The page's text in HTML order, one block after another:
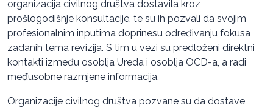
organizacija civilnog društva dostavila kroz
prošlogodišnje konsultacije, te su ih pozvali da svojim
profesionalnim inputima doprinesu određivanju fokusa
zadanih tema revizija. S tim u vezi su predloženi direktni
kontakti između osoblja Ureda i osoblja OCD-a, a radi
međusobne razmjene informacija.
Organizacije civilnog društva pozvane su da dostave